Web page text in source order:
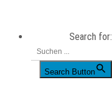
content
Search for:
Search Button